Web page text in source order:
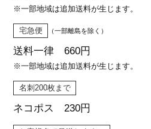
※一部地域は追加送料が生じます。
宅急便 （一部離島を除く）
送料一律 660円
※一部地域は追加送料が生じます。
名刺200枚まで
ネコポス 230円